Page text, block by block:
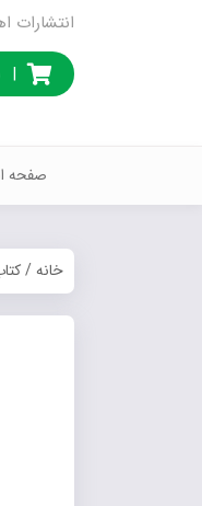
انتشارات
|
صفحه
خانه/